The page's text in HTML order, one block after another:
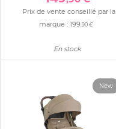
Prix de vente conseillé par la
marque :199 ,90 €
En stock
New